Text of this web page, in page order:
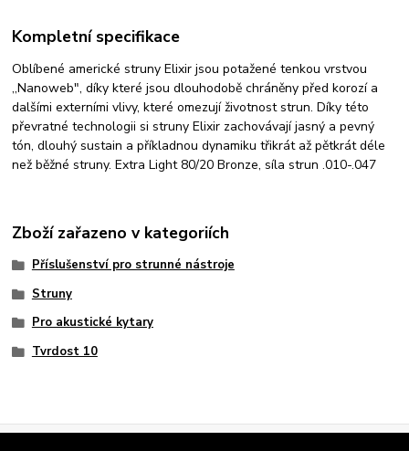
Kompletní specifikace
Oblíbené americké struny Elixir jsou potažené tenkou vrstvou
,,Nanoweb", díky které jsou dlouhodobě chráněny před korozí a
dalšími externími vlivy, které omezují životnost strun. Díky této
převratné technologii si struny Elixir zachovávají jasný a pevný
tón, dlouhý sustain a příkladnou dynamiku třikrát až pětkrát déle
než běžné struny. Extra Light 80/20 Bronze, síla strun .010-.047
Zboží zařazeno v kategoriích
Příslušenství pro strunné nástroje
Struny
Pro akustické kytary
Tvrdost 10